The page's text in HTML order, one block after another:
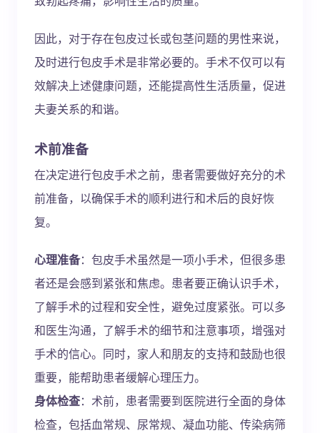
因此，对于存在包皮过长或包茎问题的男性来说，
及时进行包皮手术是非常必要的。手术不仅可以有
效解决上述健康问题，还能提高性生活质量，促进
夫妻关系的和谐。
术前准备
在决定进行包皮手术之前，患者需要做好充分的术
前准备，以确保手术的顺利进行和术后的良好恢
复。
心理准备：包皮手术虽然是一项小手术，但很多患
者还是会感到紧张和焦虑。患者要正确认识手术，
了解手术的过程和安全性，避免过度紧张。可以多
和医生沟通，了解手术的细节和注意事项，增强对
手术的信心。同时，家人和朋友的支持和鼓励也很
重要，能帮助患者缓解心理压力。
身体检查：术前，患者需要到医院进行全面的身体
检查，包括血常规、尿常规、凝血功能、传染病筛